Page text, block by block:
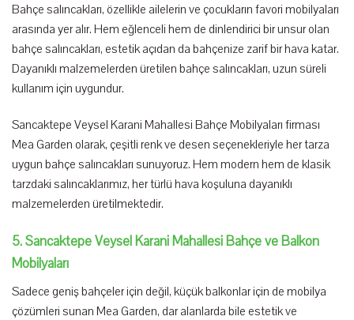
Bahçe salıncakları, özellikle ailelerin ve çocukların favori mobilyaları
arasında yer alır. Hem eğlenceli hem de dinlendirici bir unsur olan
bahçe salıncakları, estetik açıdan da bahçenize zarif bir hava katar.
Dayanıklı malzemelerden üretilen bahçe salıncakları, uzun süreli
kullanım için uygundur.
Sancaktepe Veysel Karani Mahallesi Bahçe Mobilyaları firması
Mea Garden olarak, çeşitli renk ve desen seçenekleriyle her tarza
uygun bahçe salıncakları sunuyoruz. Hem modern hem de klasik
tarzdaki salıncaklarımız, her türlü hava koşuluna dayanıklı
malzemelerden üretilmektedir.
5. Sancaktepe Veysel Karani Mahallesi Bahçe ve Balkon
Mobilyaları
Sadece geniş bahçeler için değil, küçük balkonlar için de mobilya
çözümleri sunan Mea Garden, dar alanlarda bile estetik ve